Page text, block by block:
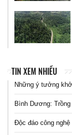
TIN XEM NHIỀU
Những ý tưởng
Bình Dương:
Độc đáo công nghệ